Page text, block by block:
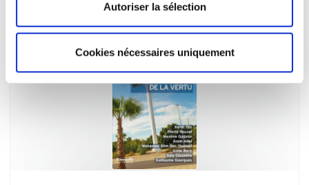
Autoriser la sélection
Cookies nécessaires uniquement